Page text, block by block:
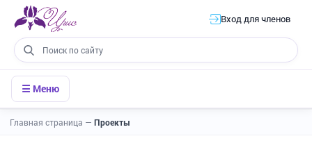
Вход для членов
☰ Меню
Главная страница — Проекты